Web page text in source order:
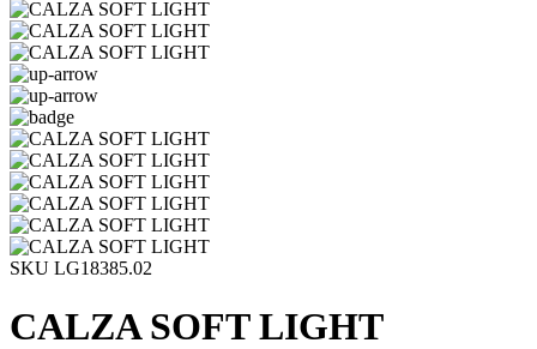
SKU LG18385.02
CALZA SOFT LIGHT